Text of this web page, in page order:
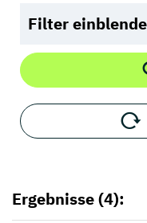
Filter
Ergebnisse (4):